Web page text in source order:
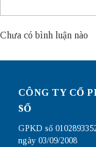
Chưa có bình luận nào
CÔNG TY CỔ
SỐ
GPKD số
ngày 03/09/2008